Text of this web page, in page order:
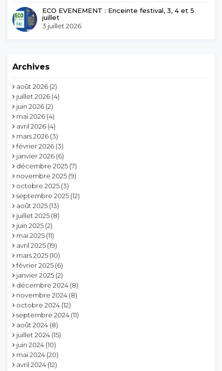
ECO EVENEMENT : Enceinte festival, 3, 4 et 5
juillet
3 juillet 2026
Archives
août 2026 (2)
juillet 2026 (4)
juin 2026 (2)
mai 2026 (4)
avril 2026 (4)
mars 2026 (3)
février 2026 (3)
janvier 2026 (6)
décembre 2025 (7)
novembre 2025 (9)
octobre 2025 (3)
septembre 2025 (12)
août 2025 (13)
juillet 2025 (8)
juin 2025 (2)
mai 2025 (11)
avril 2025 (19)
mars 2025 (10)
février 2025 (6)
janvier 2025 (2)
décembre 2024 (8)
novembre 2024 (8)
octobre 2024 (12)
septembre 2024 (11)
août 2024 (8)
juillet 2024 (15)
juin 2024 (10)
mai 2024 (20)
avril 2024 (12)